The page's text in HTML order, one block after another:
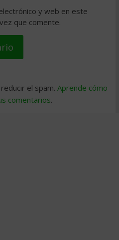
y web en este
que comente.
el spam. Aprende cómo
comentarios.